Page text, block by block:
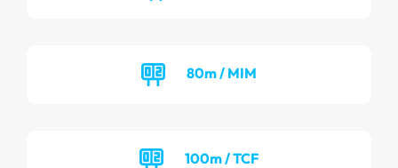
80m / MIM
100m / TCF